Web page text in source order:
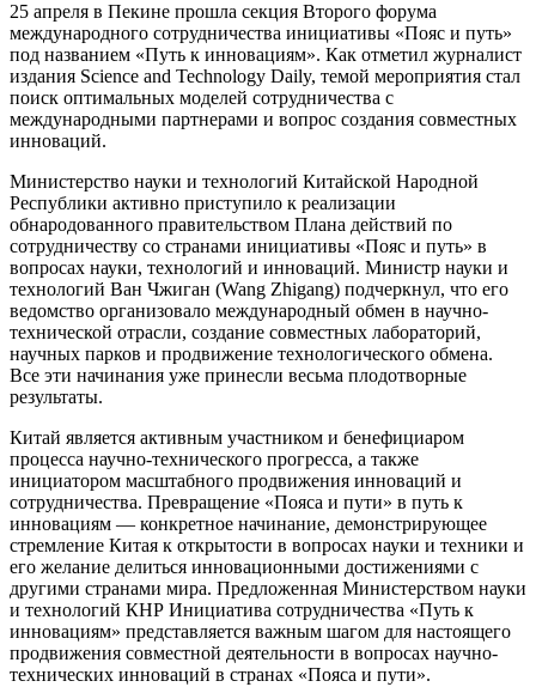
25 апреля в Пекине прошла секция Второго форума
международного сотрудничества инициативы «Пояс и путь»
под названием «Путь к инновациям». Как отметил журналист
издания Science and Technology Daily, темой мероприятия стал
поиск оптимальных моделей сотрудничества с
международными партнерами и вопрос создания совместных
инноваций.
Министерство науки и технологий Китайской Народной
Республики активно приступило к реализации
обнародованного правительством Плана действий по
сотрудничеству со странами инициативы «Пояс и путь» в
вопросах науки, технологий и инноваций. Министр науки и
технологий Ван Чжиган (Wang Zhigang) подчеркнул, что его
ведомство организовало международный обмен в научно-
технической отрасли, создание совместных лабораторий,
научных парков и продвижение технологического обмена.
Все эти начинания уже принесли весьма плодотворные
результаты.
Китай является активным участником и бенефициаром
процесса научно-технического прогресса, а также
инициатором масштабного продвижения инноваций и
сотрудничества. Превращение «Пояса и пути» в путь к
инновациям — конкретное начинание, демонстрирующее
стремление Китая к открытости в вопросах науки и техники и
его желание делиться инновационными достижениями с
другими странами мира. Предложенная Министерством науки
и технологий КНР Инициатива сотрудничества «Путь к
инновациям» представляется важным шагом для настоящего
продвижения совместной деятельности в вопросах научно-
технических инноваций в странах «Пояса и пути».